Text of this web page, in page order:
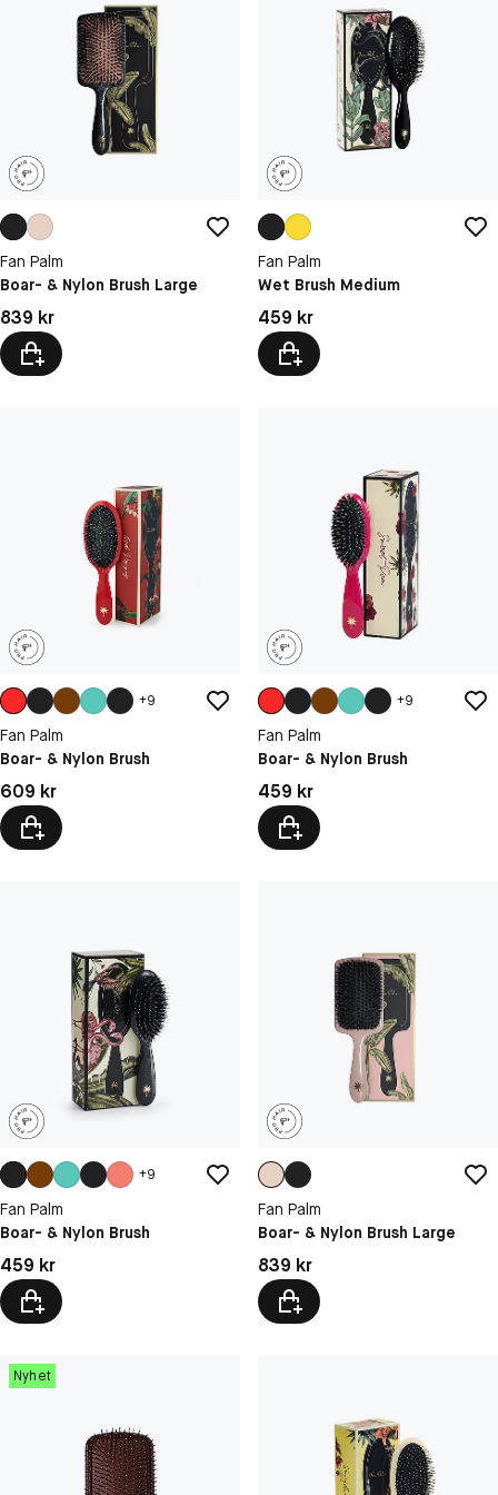
Fan Palm
Boar- & Nylon Brush Large
Pris: 839 kr
839 kr
Fan Palm
Wet Brush Medium
Pris: 459 kr
459 kr
+9
Fan Palm
Boar- & Nylon Brush
Pris: 609 kr
609 kr
+9
Fan Palm
Boar- & Nylon Brush
Pris: 459 kr
459 kr
+9
Fan Palm
Boar- & Nylon Brush
Pris: 459 kr
459 kr
Fan Palm
Boar- & Nylon Brush Large
Pris: 839 kr
839 kr
Nyhet